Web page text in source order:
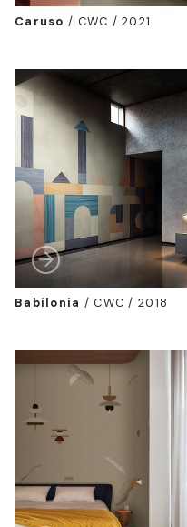
Caruso / CWC / 2021
Babilonia /CWC / 2018